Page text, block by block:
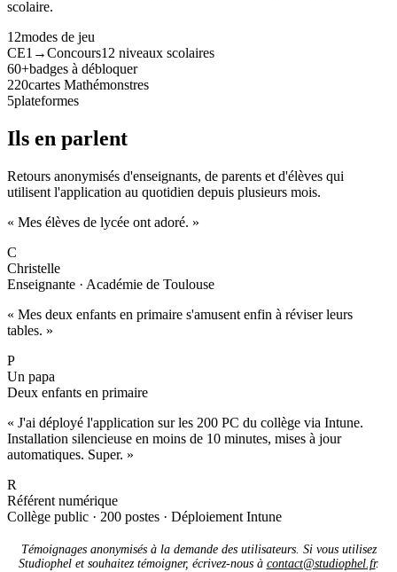
scolaire.
12modes de jeu
CE1→Concours12 niveaux scolaires
60+badges à débloquer
220cartes Mathémonstres
5plateformes
Ils en parlent
Retours anonymisés d'enseignants, de parents et d'élèves qui
utilisent l'application au quotidien depuis plusieurs mois.
« Mes élèves de lycée ont adoré. »
C
Christelle
Enseignante · Académie de Toulouse
« Mes deux enfants en primaire s'amusent enfin à réviser leurs
tables. »
P
Un papa
Deux enfants en primaire
« J'ai déployé l'application sur les 200 PC du collège via Intune.
Installation silencieuse en moins de 10 minutes, mises à jour
automatiques. Super. »
R
Référent numérique
Collège public · 200 postes · Déploiement Intune
Témoignages anonymisés à la demande des utilisateurs. Si vous utilisez
Studiophel et souhaitez témoigner, écrivez-nous à contact@studiophel.fr.